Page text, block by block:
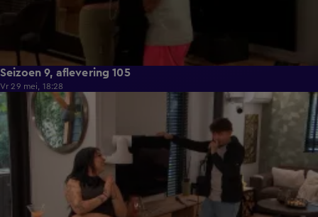
Seizoen 9, aflevering 105
Vr 29 mei, 18:28